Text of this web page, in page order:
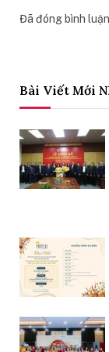
Đã đóng bình luận
Bài Viết Mới